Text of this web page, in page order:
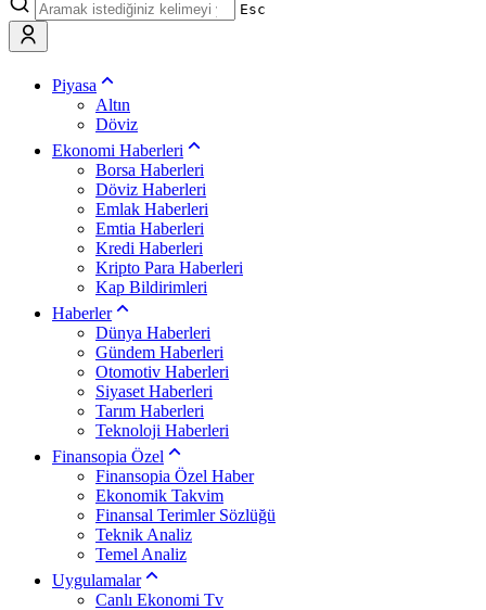
Esc
Piyasa
Altın
Döviz
Ekonomi Haberleri
Borsa Haberleri
Döviz Haberleri
Emlak Haberleri
Emtia Haberleri
Kredi Haberleri
Kripto Para Haberleri
Kap Bildirimleri
Haberler
Dünya Haberleri
Gündem Haberleri
Otomotiv Haberleri
Siyaset Haberleri
Tarım Haberleri
Teknoloji Haberleri
Finansopia Özel
Finansopia Özel Haber
Ekonomik Takvim
Finansal Terimler Sözlüğü
Teknik Analiz
Temel Analiz
Uygulamalar
Canlı Ekonomi Tv